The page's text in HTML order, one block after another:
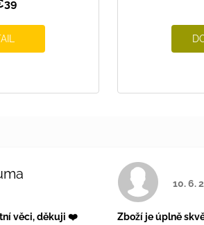
obchodu je 5 z 5 hviezdičiek.
věci, děkuji ❤️
10. 6.
Zboží je úplně